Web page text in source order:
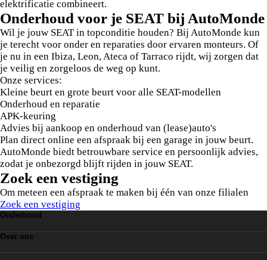
elektrificatie combineert.
Onderhoud voor je SEAT bij AutoMonde
Wil je jouw SEAT in topconditie houden? Bij AutoMonde kun
je terecht voor onder en reparaties door ervaren monteurs. Of
je nu in een Ibiza, Leon, Ateca of Tarraco rijdt, wij zorgen dat
je veilig en zorgeloos de weg op kunt.
Onze services:
Kleine beurt en grote beurt voor alle SEAT-modellen
Onderhoud en reparatie
APK-keuring
Advies bij aankoop en onderhoud van (lease)auto's
Plan direct online een afspraak bij een garage in jouw beurt.
AutoMonde biedt betrouwbare service en persoonlijk advies,
zodat je onbezorgd blijft rijden in jouw SEAT.
Zoek een vestiging
Om meteen een afspraak te maken bij één van onze filialen
Zoek een vestiging
Onderhoud
Leaseonderhoud
Over ons